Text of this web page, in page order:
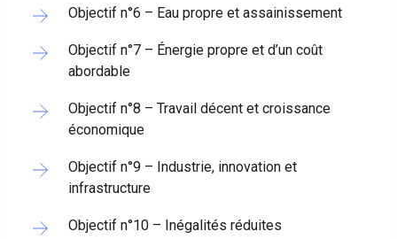
Objectif n°6 – Eau propre et assainissement
Objectif n°7 – Énergie propre et d’un coût
abordable
Objectif n°8 – Travail décent et croissance
économique
Objectif n°9 – Industrie, innovation et
infrastructure
Objectif n°10 – Inégalités réduites